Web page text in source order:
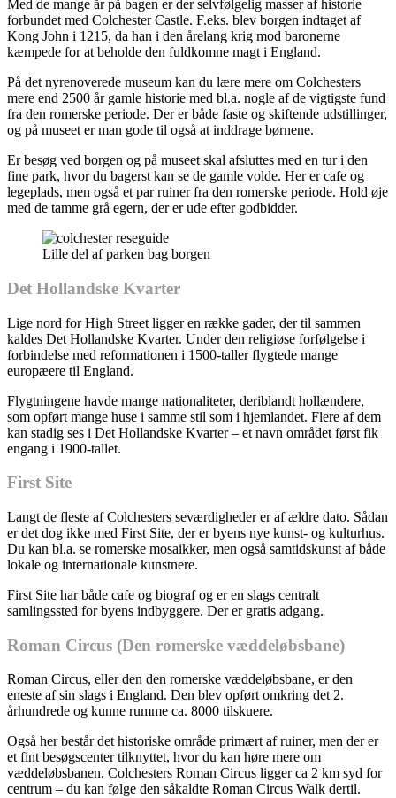
Med de mange år på bagen er der selvfølgelig masser af historie
forbundet med Colchester Castle. F.eks. blev borgen indtaget af
Kong John i 1215, da han i den årelang krig mod baronerne
kæmpede for at beholde den fuldkomne magt i England.
På det nyrenoverede museum kan du lære mere om Colchesters
mere end 2500 år gamle historie med bl.a. nogle af de vigtigste fund
fra den romerske periode. Der er både faste og skiftende udstillinger,
og på museet er man gode til også at inddrage børnene.
Er besøg ved borgen og på museet skal afsluttes med en tur i den
fine park, hvor du bagerst kan se de gamle volde. Her er cafe og
legeplads, men også et par ruiner fra den romerske periode. Hold øje
med de tamme grå egern, der er ude efter godbidder.
Lille del af parken bag borgen
Det Hollandske Kvarter
Lige nord for High Street ligger en række gader, der til sammen
kaldes Det Hollandske Kvarter. Under den religiøse forfølgelse i
forbindelse med reformationen i 1500-taller flygtede mange
europæere til England.
Flygtningene havde mange nationaliteter, deriblandt hollændere,
som opført mange huse i samme stil som i hjemlandet. Flere af dem
kan stadig ses i Det Hollandske Kvarter – et navn området først fik
engang i 1900-tallet.
First Site
Langt de fleste af Colchesters seværdigheder er af ældre dato. Sådan
er det dog ikke med First Site, der er byens nye kunst- og kulturhus.
Du kan bl.a. se romerske mosaikker, men også samtidskunst af både
lokale og internationale kunstnere.
First Site har både cafe og biograf og er en slags centralt
samlingssted for byens indbyggere. Der er gratis adgang.
Roman Circus (Den romerske væddeløbsbane)
Roman Circus, eller den den romerske væddeløbsbane, er den
eneste af sin slags i England. Den blev opført omkring det 2.
århundrede og kunne rumme ca. 8000 tilskuere.
Også her består det historiske område primært af ruiner, men der er
et fint besøgscenter tilknyttet, hvor du kan høre mere om
væddeløbsbanen. Colchesters Roman Circus ligger ca 2 km syd for
centrum – du kan følge den såkaldte Roman Circus Walk dertil.